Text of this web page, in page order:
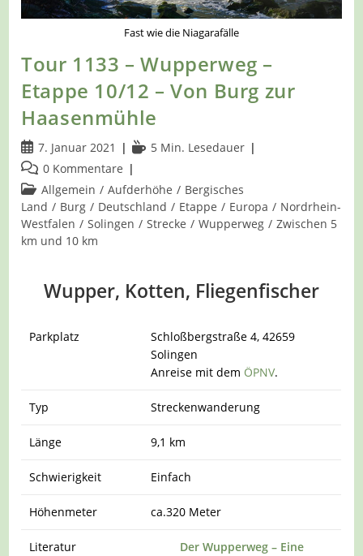
Fast wie die Niagarafälle
Tour 1133 – Wupperweg –
Etappe 10/12 – Von Burg zur
Haasenmühle
Beitrag
veröffentlicht:
7. Januar 2021 Lesedauer:
5 Min. Lesedauer
Beitrags-
Kommentare:
0 Kommentare
Beitrags-
Kategorie:
Allgemein / Aufderhöhe / Bergisches
Land / Burg / Deutschland / Etappe / Europa / Nordrhein-
Westfalen / Solingen / Strecke / Wupperweg / Zwischen 5
km und 10 km
Wupper, Kotten, Fliegenfischer
Parkplatz
Schloßbergstraße 4, 42659
Solingen
Anreise mit dem ÖPNV.
Typ Streckenwanderung
Länge 9,1 km
Schwierigkeit Einfach
Höhenmeter ca.320 Meter
Literatur
Der Wupperweg – Eine